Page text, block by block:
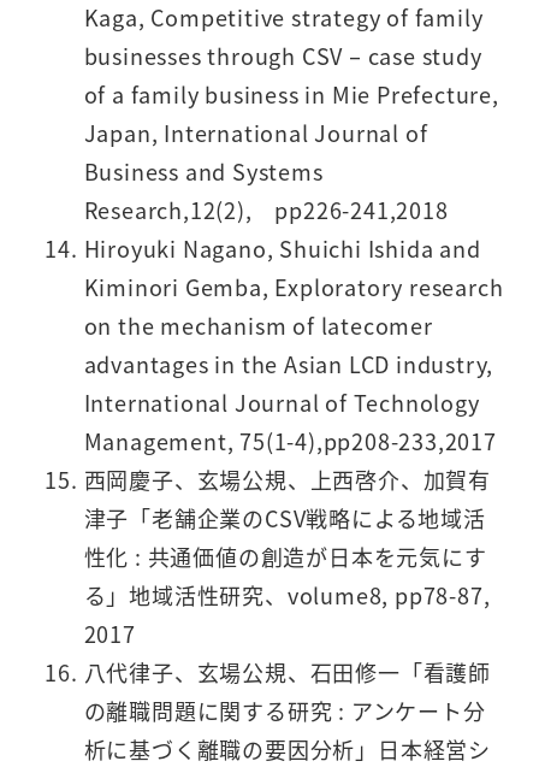
Kaga, Competitive strategy of family
businesses through CSV – case study
of a family business in Mie Prefecture,
Japan, International Journal of
Business and Systems
Research,12(2), pp226-241,2018
Hiroyuki Nagano, Shuichi Ishida and
Kiminori Gemba, Exploratory research
on the mechanism of latecomer
advantages in the Asian LCD industry,
International Journal of Technology
Management, 75(1-4),pp208-233,2017
西岡慶子、玄場公規、上西啓介、加賀有
津子「老舗企業のCSV戦略による地域活
性化 : 共通価値の創造が日本を元気にす
る」地域活性研究、volume8, pp78-87,
2017
八代律子、玄場公規、石田修一「看護師
の離職問題に関する研究 : アンケート分
析に基づく離職の要因分析」日本経営シ